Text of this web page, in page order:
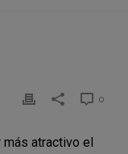
0
atractivo el